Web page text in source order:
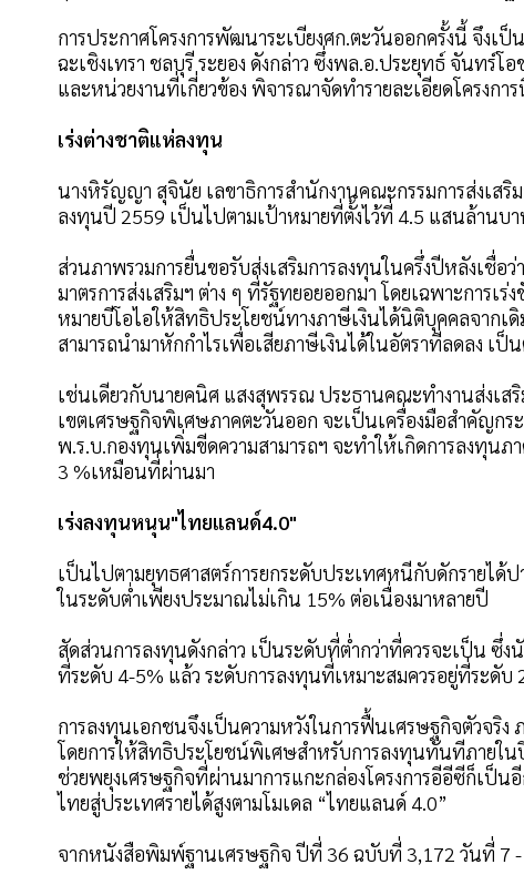
การประกาศโครงการพัฒนาระเบียงศก.ตะวันออกครั้งนี้ จึงเ
ฉะเชิงเทรา ชลบุรี ระยอง ดังกล่าว ซึ่งพล.อ.ประยุทธ์ จันทร์
และหน่วยงานที่เกี่ยวข้อง พิจารณาจัดทำรายละเอียดโครงกา
เร่งต่างชาติแห่ลงทุน
นางหิรัญญา สุจินัย เลขาธิการสำนักงานคณะกรรมการส่งเสริ
ลงทุนปี 2559 เป็นไปตามเป้าหมายที่ตั้งไว้ที่ 4.5 แสนล้านบ
ส่วนภาพรวมการยื่นขอรับส่งเสริมการลงทุนในครึ่งปีหลังเชื่อ
มาตรการส่งเสริมฯ ต่าง ๆ ที่รัฐทยอยออกมา โดยเฉพาะกา
หมายบีโอไอให้สิทธิประโยชน์ทางภาษีเงินได้นิติบุคคลจากเ
สามารถนำมาหักกำไรเพื่อเสียภาษีเงินได้ในอัตราที่ลดลง เป็
เช่นเดียวกับนายคนิศ แสงสุพรรณ ประธานคณะทำงานส่งเส
เขตเศรษฐกิจพิเศษภาคตะวันออก จะเป็นเครื่องมือสำคัญกร
พ.ร.บ.กองทุนเพิ่มขีดความสามารถฯ จะทำให้เกิดการลงทุน
3 %เหมือนที่ผ่านมา
เร่งลงทุนหนุน"ไทยแลนด์4.0"
เป็นไปตามยุทธศาสตร์การยกระดับประเทศหนีกับดักรายได้
ในระดับตํ่าเพียงประมาณไม่เกิน 15% ต่อเนื่องมาหลายปี
สัดส่วนการลงทุนดังกล่าว เป็นระดับที่ตํ่ากว่าที่ควรจะเป็น ซึ่
ที่ระดับ 4-5% แล้ว ระดับการลงทุนที่เหมาะสมควรอยู่ที่ระดับ
การลงทุนเอกชนจึงเป็นความหวังในการฟื้นเศรษฐกิจตัวจริ
โดยการให้สิทธิประโยชน์พิเศษสำหรับการลงทุนทันทีภายใ
ช่วยพยุงเศรษฐกิจที่ผ่านมาการแกะกล่องโครงการอีอีซีก็เป็
ไทยสู่ประเทศรายได้สูงตามโมเดล “ไทยแลนด์ 4.0”
จากหนังสือพิมพ์ฐานเศรษฐกิจ ปีที่ 36 ฉบับที่ 3,172 วันที่ 7